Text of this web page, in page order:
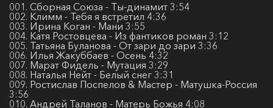
001. Сборная Союза - Ты-динамит 3:54
002. Климм - Тебя я встретил 4:36
003. Ирина Коган - Мани 3:55
004. Катя Ростовцева - Из фантиков роман 3:12
005. Татьяна Буланова - От зари до зари 3:36
006. Илья Жакуббаев - Осень 4:32
007. Марат Фидель - Мутация 3:29
008. Наталья Нейт - Белый снег 3:31
009. Ростислав Поспелов & Мастер - Матушка-Россия
3:56
010. Андрей Таланов - Матерь Божья 4:08